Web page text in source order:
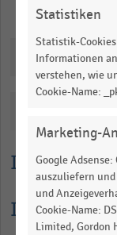
Lesehilfe
View
data
table.
Statistiken
Statistik-
Informationen
verstehen, wie
Cookie-Name:
Marketing-
Google Adsense:
auszuliefern
und
Cookie-Name:
Limited, Gordon